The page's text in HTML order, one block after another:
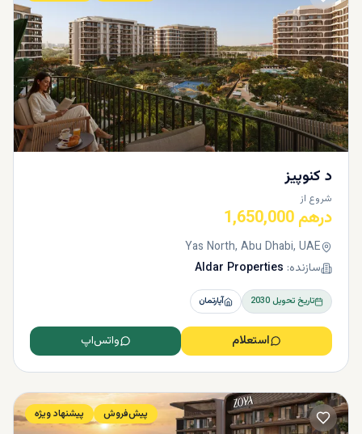
د کنوپیز
شروع از
درهم 1,650,000
Yas North, Abu Dhabi, UAE
سازنده: Aldar Properties
تاریخ تحویل2030 آپارتمان
استعلام واتس‌اپ
پیش‌فروش پیشنهاد ویژه